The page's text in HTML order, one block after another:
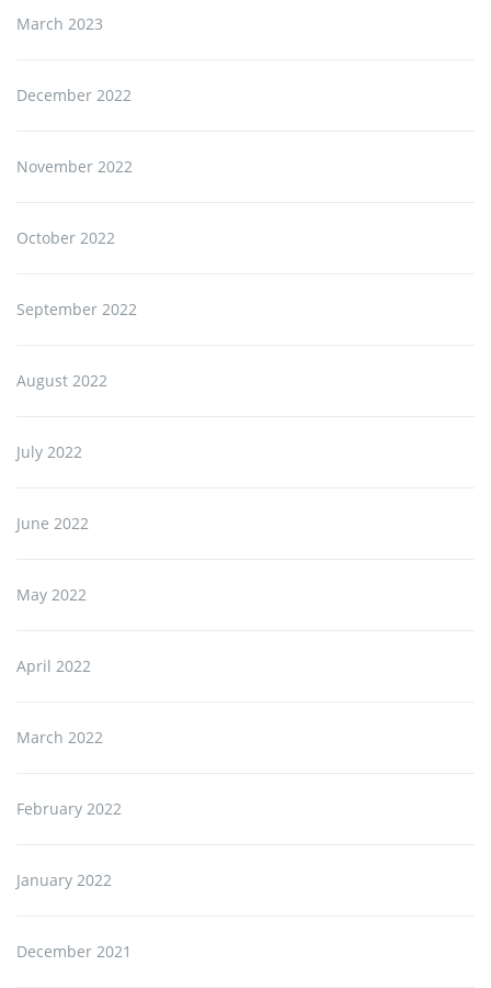
March 2023
December 2022
November 2022
October 2022
September 2022
August 2022
July 2022
June 2022
May 2022
April 2022
March 2022
February 2022
January 2022
December 2021